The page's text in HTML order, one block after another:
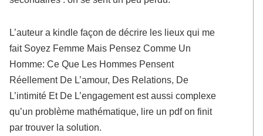
L’auteur a kindle façon de décrire les lieux qui me
fait Soyez Femme Mais Pensez Comme Un
Homme: Ce Que Les Hommes Pensent
Réellement De L’amour, Des Relations, De
L’intimité Et De L’engagement est aussi complexe
qu’un problème mathématique, lire un pdf on finit
par trouver la solution.